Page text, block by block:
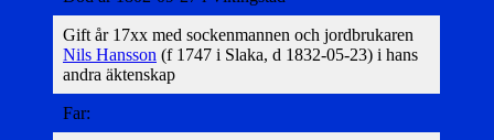
Gift år 17xx med sockenmannen och jordbrukaren
Nils Hansson (f 1747 i Slaka, d 1832-05-23) i hans
andra äktenskap
Far: